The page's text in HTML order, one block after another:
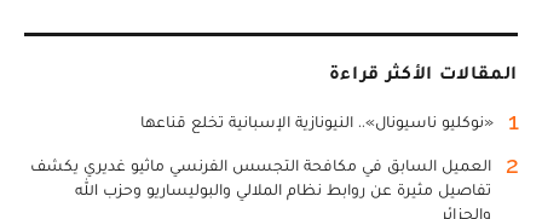
المقالات الأكثر قراءة
1 «نوكليو ناسيونال».. النيونازية الإسبانية تخلع قناعها
2
العميل السابق في مكافحة التجسس الفرنسي ماثيو غديري يكشف
تفاصيل مثيرة عن روابط نظام الملالي والبوليساريو وحزب الله
والجزائر